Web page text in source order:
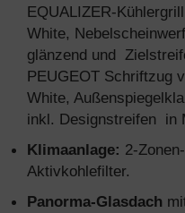
EQUALIZER-
White,
glänzend und
PEUGEOT Schriftzug
White,
inkl. Designstreifen in
Klimaanlage: 2-
Aktivkohlefilter.
Panorma-Glasdach